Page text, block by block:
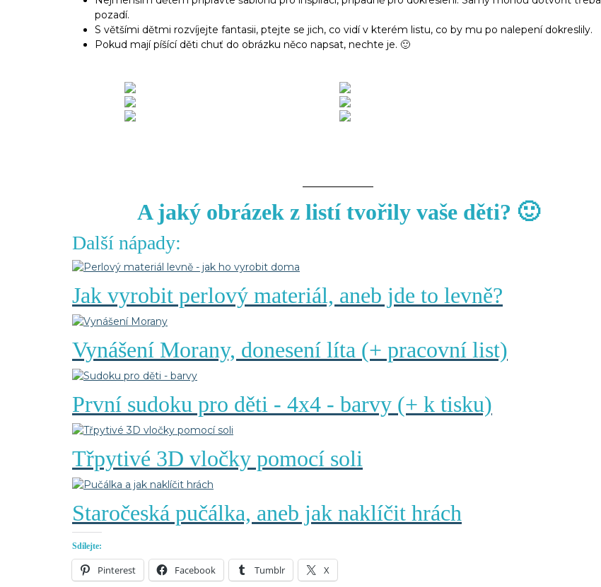
pozadí.
S většími dětmi rozvíjejte fantasii, ptejte se jich, co vidí v kterém listu, co by mu po nalepení dokreslily.
Pokud mají píšící děti chuť do obrázku něco napsat, nechte je. 🙂
A jaký obrázek z listí tvořily vaše děti? 🙂
Další nápady:
Jak vyrobit perlový materiál, aneb jde to levně?
Vynášení Morany, donesení líta (+ pracovní list)
První sudoku pro děti - 4x4 - barvy (+ k tisku)
Třpytivé 3D vločky pomocí soli
Staročeská pučálka, aneb jak naklíčit hrách
Sdílejte:
Pinterest Facebook Tumblr X